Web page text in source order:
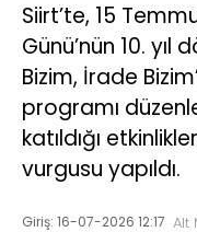
Siirt’te, 15
Günü’nün 10. yıl
Bizim, İrade
programı
katıldığı
vurgusu yapıldı.
Giriş: 16-07-2026 12:17 Alt